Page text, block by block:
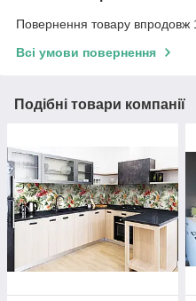
Повернення товару впродовж
Всі умови повернення
Подібні товари компанії